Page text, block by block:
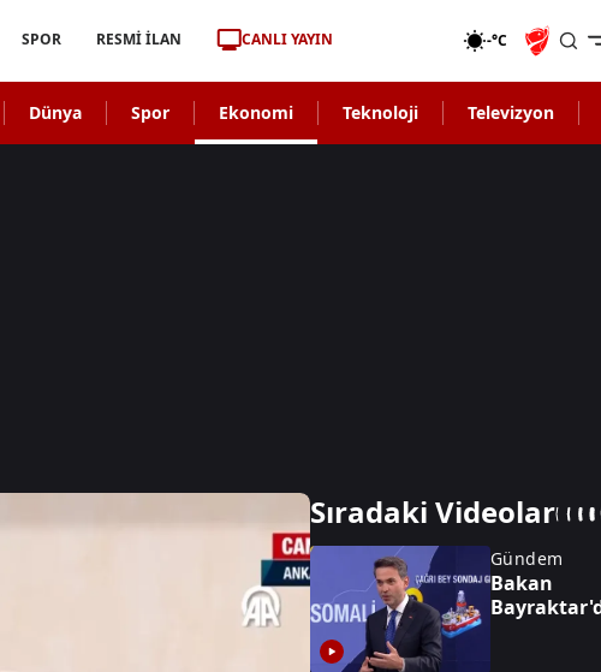
SPOR RESMİ İLAN CANLI YAYIN -°C
Dünya Spor Ekonomi Teknoloji Televizyon
Sıradaki Videolar
Gündem
Bakan